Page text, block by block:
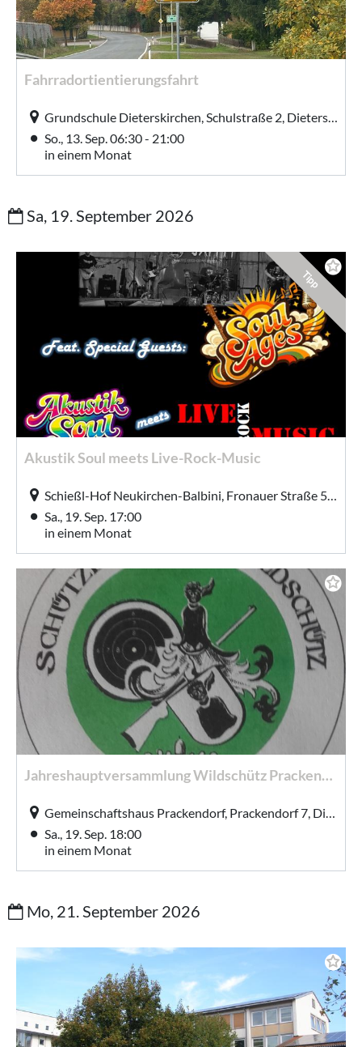
Fahrradortientierungsfahrt
Grundschule Dieterskirchen, Schulstraße 2, Dieterskirchen
So., 13. Sep. 06:30 - 21:00
in einem Monat
Sa, 19. September 2026
Tipp
Akustik Soul meets Live-Rock-Music
Schießl-Hof Neukirchen-Balbini, Fronauer Straße 5, Neukirchen-Balbini
Sa., 19. Sep. 17:00
in einem Monat
Jahreshauptversammlung Wildschütz Prackendorf
Sa., 19. Sep. 18:00
in einem Monat
Mo, 21. September 2026